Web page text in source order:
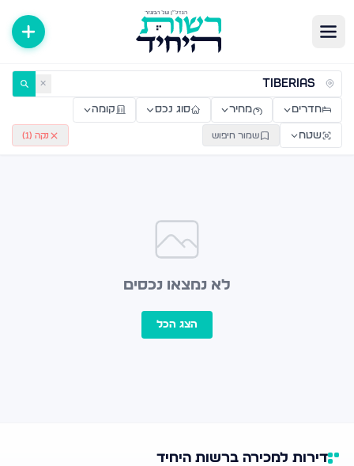
דירות למכירה ולהשכרה — רשות היחיד ✕
חדרים מחיר סוג נכס קומה
שטח שמור חיפוש נקה ( 1
)
לא נמצאו נכסים
הצג הכל
דירות למכירה ברשות היחיד